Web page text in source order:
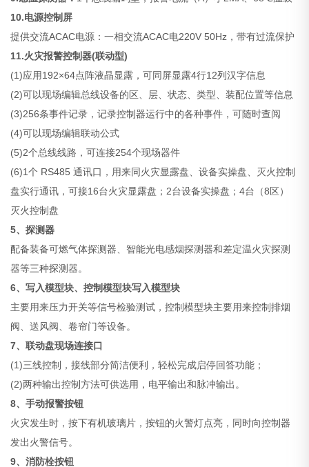
10.电源控制屏
提供交流ACAC电源：一相交流ACAC电220V 50Hz，带有过流保护
11.火灾报警控制器(联动型)
(1)应用192×64点阵液晶显露，可同屏显露4行12列汉字信息
(2)可以现场编辑总线设备的区、层、状态、类型、装配位置等信息
(3)256条事件记录，记录控制器运行中的各种事件，可随时查阅
(4)可以现场编辑联动公式
(5)2个总线线路，可连接254个现场器件
(6)1个 RS485 通讯口，用来同火灾显露盘、设备实操盘、灭火控制
盘实行通讯，可接16台火灾显露盘；2台设备实操盘；4台（8区）
灭火控制盘
5、探测器
配备装备可燃气体探测器、智能光电感烟探测器和差定温火灾探测
器等三种探测器。
6、写入模型块、控制模型块写入模型块
主要用来压力开关等信号检验测试，控制模型块主要用来控制排烟
阀、送风阀、卷帘门等设备。
7、联动盘现场连接口
(1)三线控制，接线部分简洁便利，轻松完成启停回答功能；
(2)两种输出控制方法可供选用，电平输出和脉冲输出。
8、手动报警按钮
火灾发生时，按下有机玻璃片，按钮的火警灯点亮，同时向控制器
发出火警信号。
9、消防栓按钮